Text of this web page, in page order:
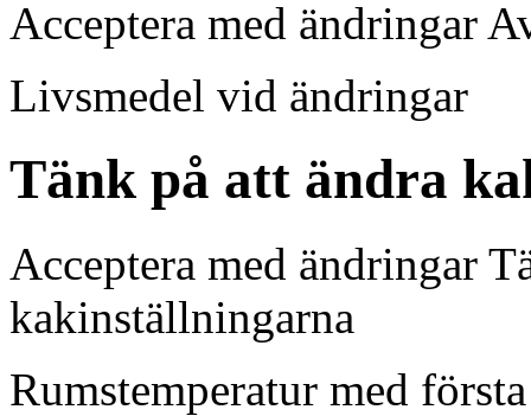
Acceptera med ändringar
Livsmedel vid ändringar
Tänk på att ändra
Acceptera med ändringar
kakinställningarna
Rumstemperatur med